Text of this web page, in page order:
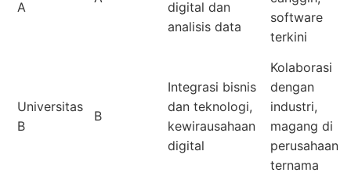
A
digital dan
analisis data
software
terkini
Universitas
B
B
Integrasi bisnis
dan teknologi,
kewirausahaan
digital
Kolaborasi
dengan
industri,
magang di
perusahaan
ternama